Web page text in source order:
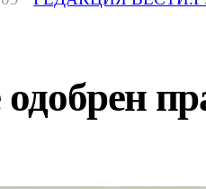
одобрен